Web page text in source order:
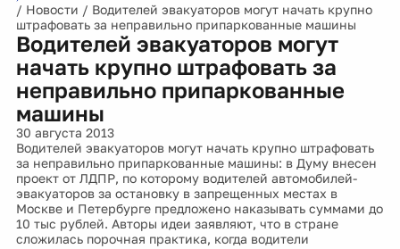
/ Новости / Водителей эвакуаторов могут начать крупно
штрафовать за неправильно припаркованные машины
Водителей эвакуаторов могут
начать крупно штрафовать за
неправильно припаркованные
машины
30 августа 2013
Водителей эвакуаторов могут начать крупно штрафовать
за неправильно припаркованные машины: в Думу внесен
проект от ЛДПР, по которому водителей автомобилей-
эвакуаторов за остановку в запрещенных местах в
Москве и Петербурге предложено наказывать суммами до
10 тыс рублей. Авторы идеи заявляют, что в стране
сложилась порочная практика, когда водители